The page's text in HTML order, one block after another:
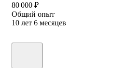
80 000 ₽
Общий опыт
10 лет 6 месяцев